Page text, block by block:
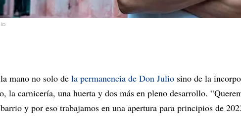
mano no solo de la permanencia de Don Julio sino de la
la carnicería, una huerta y dos más en pleno desarrollo.
y por eso trabajamos en una apertura para principios de